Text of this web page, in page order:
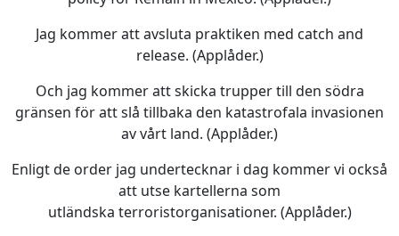
Jag kommer att avsluta praktiken med catch and
release. (Applåder.)
Och jag kommer att skicka trupper till den södra
gränsen för att slå tillbaka den katastrofala invasionen
av vårt land. (Applåder.)
Enligt de order jag undertecknar i dag kommer vi också
att utse kartellerna som
utländska terroristorganisationer. (Applåder.)